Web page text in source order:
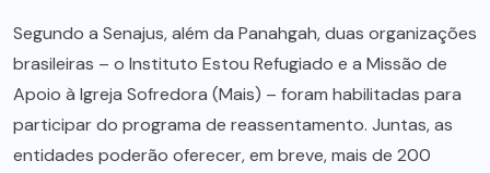
Segundo a Senajus, além da Panahgah, duas organizações
brasileiras – o Instituto Estou Refugiado e a Missão de
Apoio à Igreja Sofredora (Mais) – foram habilitadas para
participar do programa de reassentamento. Juntas, as
entidades poderão oferecer, em breve, mais de 200